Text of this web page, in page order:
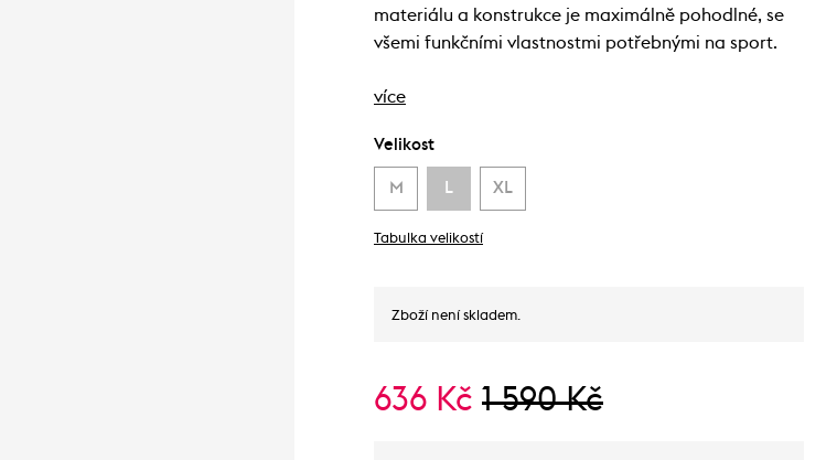
materiálu a konstrukce je maximálně pohodlné, se
všemi funkčními vlastnostmi potřebnými na sport.
více
Velikost
M L XL
Tabulka velikostí
Zboží není skladem.
636 Kč 1 590 Kč